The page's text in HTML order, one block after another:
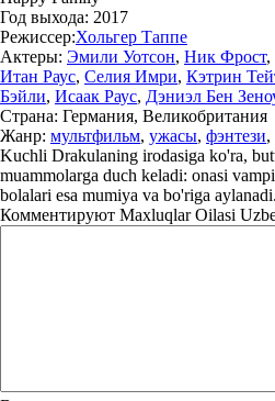
Год выхода: 2017
Режиссер:Хольгер Таппе
Актеры: Эмили Уотсон, Ник Фрост,
Итан Раус, Селия Имри, Кэтрин
Бэйли, Исаак Раус, Дэниэл Бен
Страна: Германия, Великобритания
Жанр: мультфильм, ужасы, фэнтези,
Kuchli Drakulaning irodasiga ko'ra,
muammolarga duch keladi: onasi
bolalari esa mumiya va bo'riga
Комментируют Maxluqlar Oilasi